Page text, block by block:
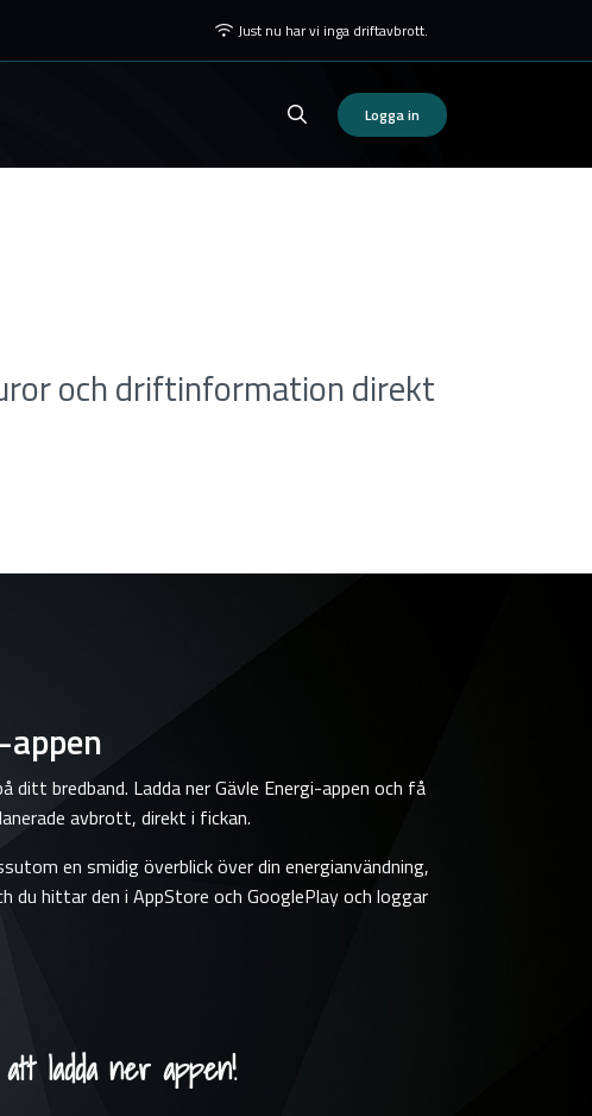
Just nu har vi inga driftavbrott.
Logga in
och driftinformation direkt
appen
bredband. Ladda ner Gävle Energi-appen och få
avbrott, direkt i fickan.
en smidig överblick över din energianvändning,
du hittar den i AppStore och GooglePlay och loggar
ladda ner appen!